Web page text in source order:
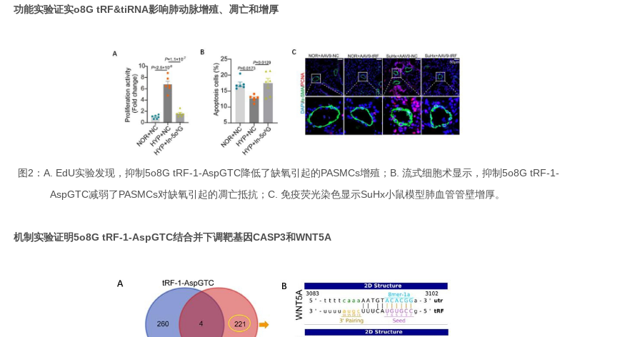
功能实验证实o8G tRF&tiRNA影响肺动脉增殖、凋亡和增厚
图2：A. EdU实验发现，抑制5o8G tRF-1-AspGTC降低了缺氧引起的PASMCs增殖；B. 流式细胞术显示，抑制5o8G tRF-1-
AspGTC减弱了PASMCs对缺氧引起的凋亡抵抗；C. 免疫荧光染色显示SuHx小鼠模型肺血管管壁增厚。
机制实验证明5o8G tRF-1-AspGTC结合并下调靶基因CASP3和WNT5A